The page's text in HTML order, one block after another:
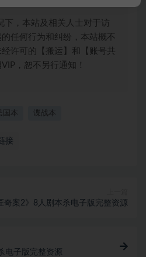
下，本站及相关人士对于访
的任何行为和纠纷，本站概不
许可的【搬运】和【账号共
，恕不另行通知！
国本 谍战本
接
奇案2》8人剧本杀电子版完整资源
电子版完整资源